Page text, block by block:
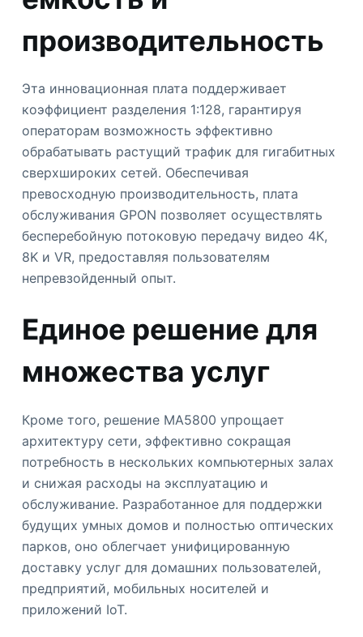
производительность
Эта инновационная плата поддерживает
коэффициент разделения 1:128, гарантируя
операторам возможность эффективно
обрабатывать растущий трафик для гигабитных
сверхшироких сетей. Обеспечивая
превосходную производительность, плата
обслуживания GPON позволяет осуществлять
бесперебойную потоковую передачу видео 4K,
8K и VR, предоставляя пользователям
непревзойденный опыт.
Единое решение для
множества услуг
Кроме того, решение MA5800 упрощает
архитектуру сети, эффективно сокращая
потребность в нескольких компьютерных залах
и снижая расходы на эксплуатацию и
обслуживание. Разработанное для поддержки
будущих умных домов и полностью оптических
парков, оно облегчает унифицированную
доставку услуг для домашних пользователей,
предприятий, мобильных носителей и
приложений IoT.